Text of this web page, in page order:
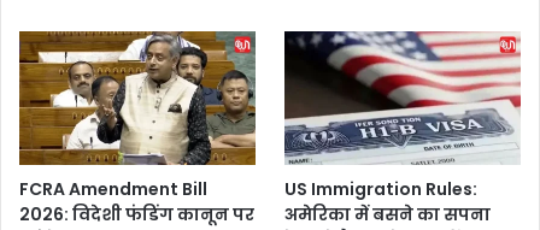
FCRA Amendment Bill
2026: विदेशी फंडिंग कानून पर
US Immigration Rules:
अमेरिका में बसने का सपना